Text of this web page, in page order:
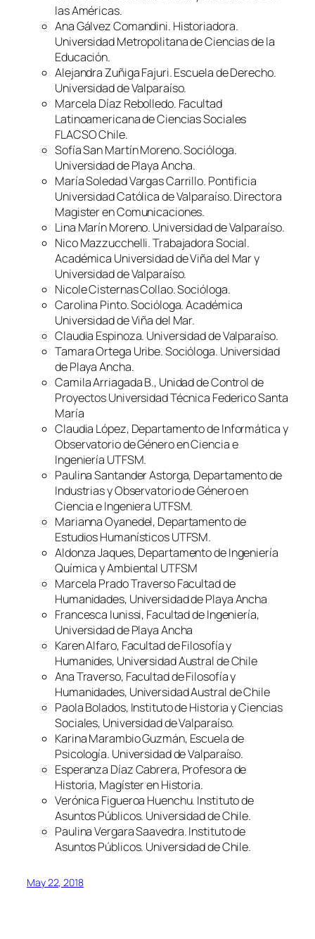
las Américas.
Ana Gálvez Comandini. Historiadora.
Universidad Metropolitana de Ciencias de la
Educación.
Alejandra Zuñiga Fajuri. Escuela de Derecho.
Universidad de Valparaíso.
Marcela Díaz Rebolledo. Facultad
Latinoamericana de Ciencias Sociales
FLACSO Chile.
Sofía San Martín Moreno. Socióloga.
Universidad de Playa Ancha.
María Soledad Vargas Carrillo. Pontificia
Universidad Católica de Valparaíso. Directora
Magister en Comunicaciones.
Lina Marín Moreno. Universidad de Valparaíso.
Nico Mazzucchelli. Trabajadora Social.
Académica Universidad de Viña del Mar y
Universidad de Valparaíso.
Nicole Cisternas Collao. Socióloga.
Carolina Pinto. Socióloga. Académica
Universidad de Viña del Mar.
Claudia Espinoza. Universidad de Valparaíso.
Tamara Ortega Uribe. Socióloga. Universidad
de Playa Ancha.
Camila Arriagada B., Unidad de Control de
Proyectos Universidad Técnica Federico Santa
María
Claudia López, Departamento de Informática y
Observatorio de Género en Ciencia e
Ingeniería UTFSM.
Paulina Santander Astorga, Departamento de
Industrias y Observatorio de Género en
Ciencia e Ingeniera UTFSM.
Marianna Oyanedel, Departamento de
Estudios Humanísticos UTFSM.
Aldonza Jaques, Departamento de Ingeniería
Química y Ambiental UTFSM
Marcela Prado Traverso Facultad de
Humanidades, Universidad de Playa Ancha
Francesca Iunissi, Facultad de Ingeniería,
Universidad de Playa Ancha
Karen Alfaro, Facultad de Filosofía y
Humanides, Universidad Austral de Chile
Ana Traverso, Facultad de Filosofía y
Humanidades, Universidad Austral de Chile
Paola Bolados, Instituto de Historia y Ciencias
Sociales, Universidad de Valparaíso.
Karina Marambio Guzmán, Escuela de
Psicología. Universidad de Valparaíso.
Esperanza Díaz Cabrera, Profesora de
Historia, Magíster en Historia.
Verónica Figueroa Huenchu. Instituto de
Asuntos Públicos. Universidad de Chile.
Paulina Vergara Saavedra. Instituto de
Asuntos Públicos. Universidad de Chile.
May 22, 2018